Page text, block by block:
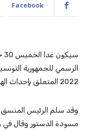
Facebook
2022 المتعلق بإحداث الهيئة الوطنية الإستشارية من أجل حمهورية حديدة